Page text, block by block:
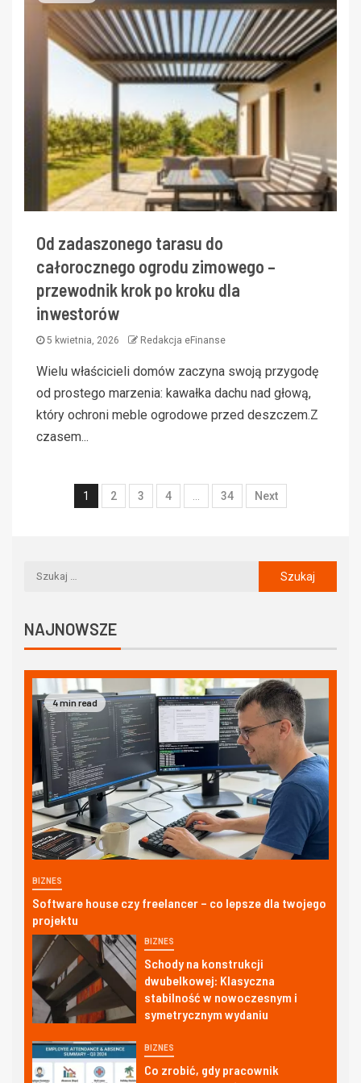
Od zadaszonego tarasu do
całorocznego ogrodu zimowego –
przewodnik krok po kroku dla
inwestorów
5 kwietnia, 2026 Redakcja eFinanse
Wielu właścicieli domów zaczyna swoją przygodę
od prostego marzenia: kawałka dachu nad głową,
który ochroni meble ogrodowe przed deszczem.Z
czasem...
1 2 3 4 34 Next
NAJNOWSZE
4 min read
BIZNES
Software house czy freelancer – co lepsze dla twojego
projektu
BIZNES
Schody na konstrukcji
dwubelkowej: Klasyczna
stabilność w nowoczesnym i
symetrycznym wydaniu
BIZNES
Co zrobić, gdy pracownik